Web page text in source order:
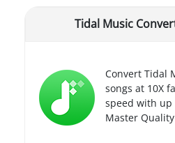
Tidal Music
Convert Tidal
songs at 10X
speed with up
Master